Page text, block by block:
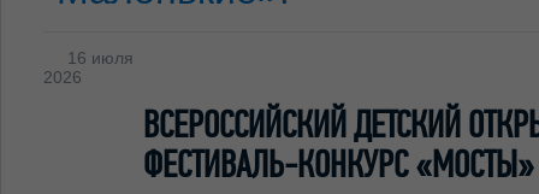
16 июля
2026
ВСЕРОССИЙСКИЙ ДЕТСКИЙ
ФЕСТИВАЛЬ-КОНКУРС «МОСТЫ»